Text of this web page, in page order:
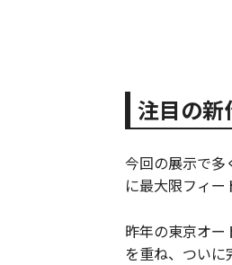
注目の新
今回の展示で多
に最大限フィー
昨年の東京オ
を重ね、ついに